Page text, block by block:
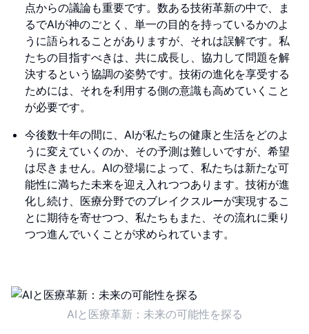
点からの議論も重要です。数ある技術革新の中で、ま
るでAIが神のごとく、単一の目的を持っているかのよ
うに語られることがありますが、それは誤解です。私
たちの目指すべきは、共に成長し、協力して問題を解
決するという協調の姿勢です。技術の進化を享受する
ためには、それを利用する側の意識も高めていくこと
が必要です。
今後数十年の間に、AIが私たちの健康と生活をどのよ
うに変えていくのか、その予測は難しいですが、希望
は尽きません。AIの登場によって、私たちは新たな可
能性に満ちた未来を迎え入れつつあります。技術が進
化し続け、医療分野でのブレイクスルーが実現するこ
とに期待を寄せつつ、私たちもまた、その流れに乗り
つつ進んでいくことが求められています。
AIと医療革新：未来の可能性を探る